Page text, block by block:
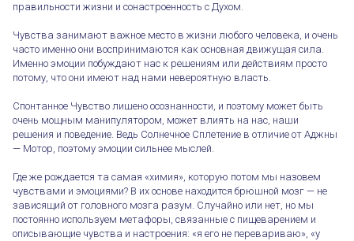
правильности жизни и сонастроенность с Духом.
Чувства занимают важное место в жизни любого человека, и очень
часто именно они воспринимаются как основная движущая сила.
Именно эмоции побуждают нас к решениям или действиям просто
потому, что они имеют над нами невероятную власть.
Спонтанное Чувство лишено осознанности, и поэтому может быть
очень мощным манипулятором, может влиять на нас, наши
решения и поведение. Ведь Солнечное Сплетение в отличие от Аджны
— Мотор, поэтому эмоции сильнее мыслей.
Где же рождается та самая «химия», которую потом мы назовем
чувствами и эмоциями? В их основе находится брюшной мозг — не
зависящий от головного мозга разум. Случайно или нет, но мы
постоянно используем метафоры, связанные с пищеварением и
описывающие чувства и настроения: «я его не перевариваю», «у